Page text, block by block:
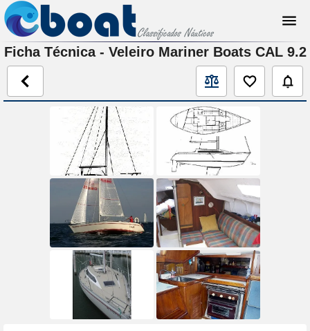
Ficha Técnica - Veleiro Mariner Boats CAL 9.2